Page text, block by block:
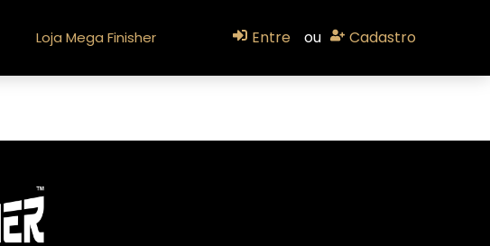
Loja Mega Finisher Entre ou Cadastro